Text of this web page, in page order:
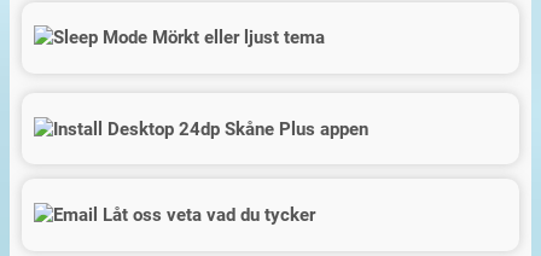
Mörkt eller ljust tema
Skåne Plus appen
Låt oss veta vad du tycker